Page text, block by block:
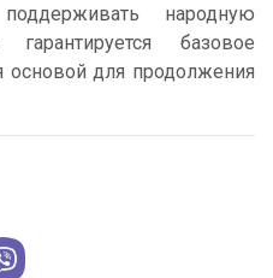
народную
гарантируется базовое
основой для продолжения